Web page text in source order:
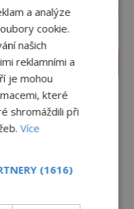
Proč se na
nedoporučuje
brambory“?
krabičku
sardelové pasty,
Středozemního
hrdých Sardů.
jenž těmto
pod podlahou:
a analýze
cookie.
našich
reklamními a
je mohou
které
shromáždili při
Více
(1616)